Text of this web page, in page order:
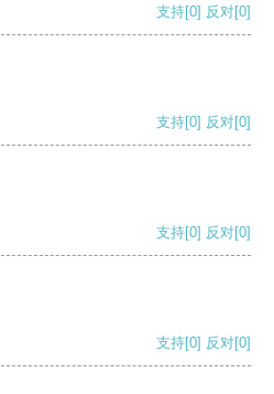
支持[0] 反对[0]
支持[0] 反对[0]
支持[0] 反对[0]
支持[0] 反对[0]